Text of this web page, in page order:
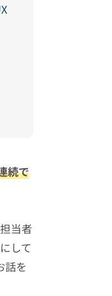
続で
当者
して
話を